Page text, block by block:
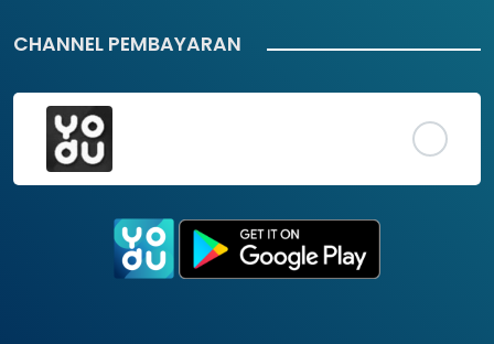
CHANNEL PEMBAYARAN